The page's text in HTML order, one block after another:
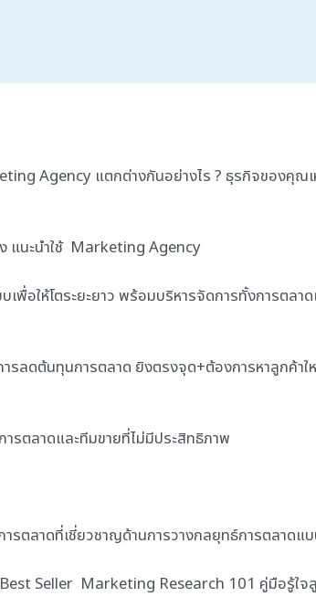
Agency แตกต่างกันอย่างไร ? ธุรกิจของคุณเ
แนะนำใช้ Marketing Agency
พื่อให้โตระยะยาว พร้อมบริหารจัดการทั้งการตลาด
ลดต้นทุนการตลาด ยิงตรงจุด+ต้องการหาลูกค้าใ
รตลาดและทีมขายที่ไม่มีประสิทธิภาพ
รตลาดที่เชี่ยวชาญด้านการวางกลยุทธ์การตลาดแ
Seller Marketing Research 101 คู่มือรู้ใ